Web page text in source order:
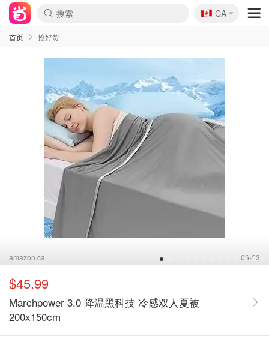
🇨🇦
CA
首页 抢好货
1 2 3 4 5 6 7 8 910111213
amazon.ca 06-23
$45.99
Marchpower 3.0 降温黑科技 冷感双人夏被
200x150cm